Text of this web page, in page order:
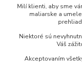
www.merkantil.sk
Pondelok-Piatok: 9.00-
Milí klienti, aby sme
maliarske a
Niektoré sú
Váš
Akceptovaním